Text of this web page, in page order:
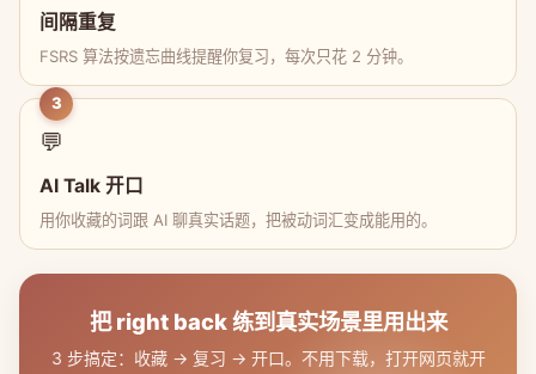
间隔重复
FSRS 算法按遗忘曲线提醒你复习，每次只花 2 分钟。
3
💬
AI Talk 开口
用你收藏的词跟 AI 聊真实话题，把被动词汇变成能用的。
把 right back 练到真实场景里用出来
3 步搞定：收藏 → 复习 → 开口。不用下载，打开网页就开